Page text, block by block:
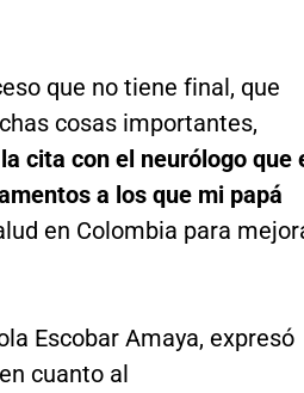
que no tiene final, que
cosas importantes,
cita con el neurólogo que
a los que mi papá
en Colombia para
Escobar Amaya, expresó
cuanto al